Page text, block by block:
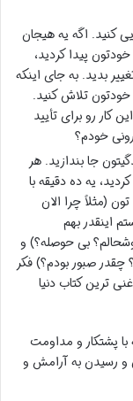
کنید. اگه یه هیجان
پیدا کردید،
بدید. به جای اینکه
خودتون تلاش کنید.
کار رو برای تأیید
خودم؟
جا بندازید. هر
یه ده دقیقه با
(مثلاً چرا الان
اینقدر بهم
بی حوصله؟) و
چقدر صبور بودم؟) فکر
ترین کتاب دنیا
با پشتکار و مداومت
و رسیدن به آرامش و